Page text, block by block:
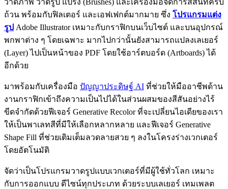
วาดภาพ วาดรูป แปรง (Brushes) และเครื่องมือจัดการสีสันที่ครบ
ถ้วน พร้อมกับฟิลเตอร์ และเอฟเฟกต์มากมาย ซึ่ง โปรแกรมแต่ง
รูป Adobe Illustrator เหมาะกับกราฟิกบนเว็บไซต์ และบนอุปกรณ์
พกพาต่าง ๆ โดยเฉพาะ มากไปกว่านั้นยังสามารถแปลงเลเยอร์
(Layer) ไปเป็นหน้าของ PDF โดยใช้อาร์ตบอร์ด (Artboards) ได้
อีกด้วย
มาพร้อมกับเครื่องมือ ปัญญาประดิษฐ์ AI ที่ช่วยให้มืออาชีพด้าน
งานกราฟิกเข้าถึงความเป็นไปได้ในส่วนผสมของสีสันอย่างไร้
ขีดจำกัดด้วยฟีเจอร์ Generative Recolor ที่จะเปลี่ยนไอเดียของเรา
ให้เป็นพาเลทสีที่มีให้เลือกหลากหลาย และฟีเจอร์ Generative
Shape Fill ที่ช่วยเติมเต็มลวดลายสวย ๆ ลงในโครงร่างเวกเตอร์
โดยอัตโนมัติ
จัดว่าเป็นโปรแกรมวาดรูปแบบเวกเตอร์ที่มีผู้ใช้ทั่วโลก เหมาะ
กับการออกแบบ ดีไซน์ทุกประเภท ด้วยระบบเลเยอร์ เทมเพลต